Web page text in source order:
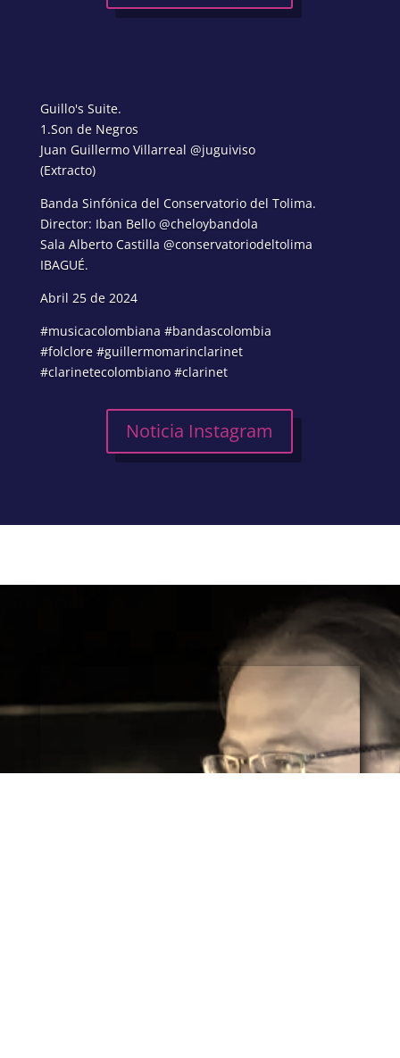
Guillo's Suite.
1.Son de Negros
Juan Guillermo Villarreal @juguiviso
(Extracto)
Banda Sinfónica del Conservatorio del Tolima.
Director: Iban Bello @cheloybandola
Sala Alberto Castilla @conservatoriodeltolima
IBAGUÉ.
Abril 25 de 2024
#musicacolombiana #bandascolombia
#folclore #guillermomarinclarinet
#clarinetecolombiano #clarinet
Noticia Instagram